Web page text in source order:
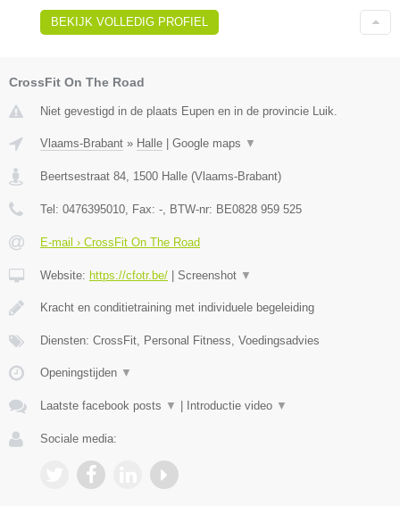
BEKIJK VOLLEDIG PROFIEL
CrossFit On The Road
Niet gevestigd in de plaats Eupen en in de provincie Luik.
Vlaams-Brabant » Halle Google maps ▼
Beertsestraat 84, 1500 Halle (Vlaams-Brabant)
Tel: 0476395010, Fax: -, BTW-nr: BE0828 959 525
E-mail › CrossFit On The Road
Website: https://cfotr.be/ Screenshot ▼
Kracht en conditietraining met individuele begeleiding
Diensten: CrossFit, Personal Fitness, Voedingsadvies
Openingstijden ▼
Laatste facebook posts ▼ Introductie video ▼
Sociale media: